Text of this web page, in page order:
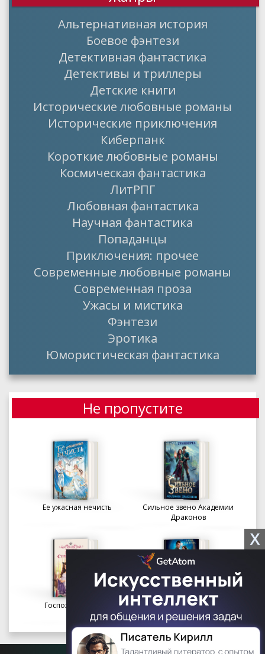
Альтернативная история
Боевое фэнтези
Детективная фантастика
Детективы и триллеры
Детские книги
Исторические любовные романы
Исторические приключения
Киберпанк
Короткие любовные романы
Космическая фантастика
ЛитРПГ
Любовная фантастика
Научная фантастика
Попаданцы
Приключения: прочее
Современные любовные романы
Современная проза
Ужасы и мистика
Фэнтези
Эротика
Юмористическая фантастика
Не пропустите
Ее ужасная нечисть
Сильное звено Академии
Драконов
Госпожа портниха
Осколки вечности в
Академии Судьбы
X